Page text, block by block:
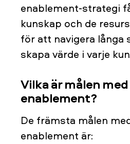
enablement-strategi
kunskap och de
för att navigera långa
skapa värde i varje
Vilka är målen
enablement?
De främsta målen
enablement är: